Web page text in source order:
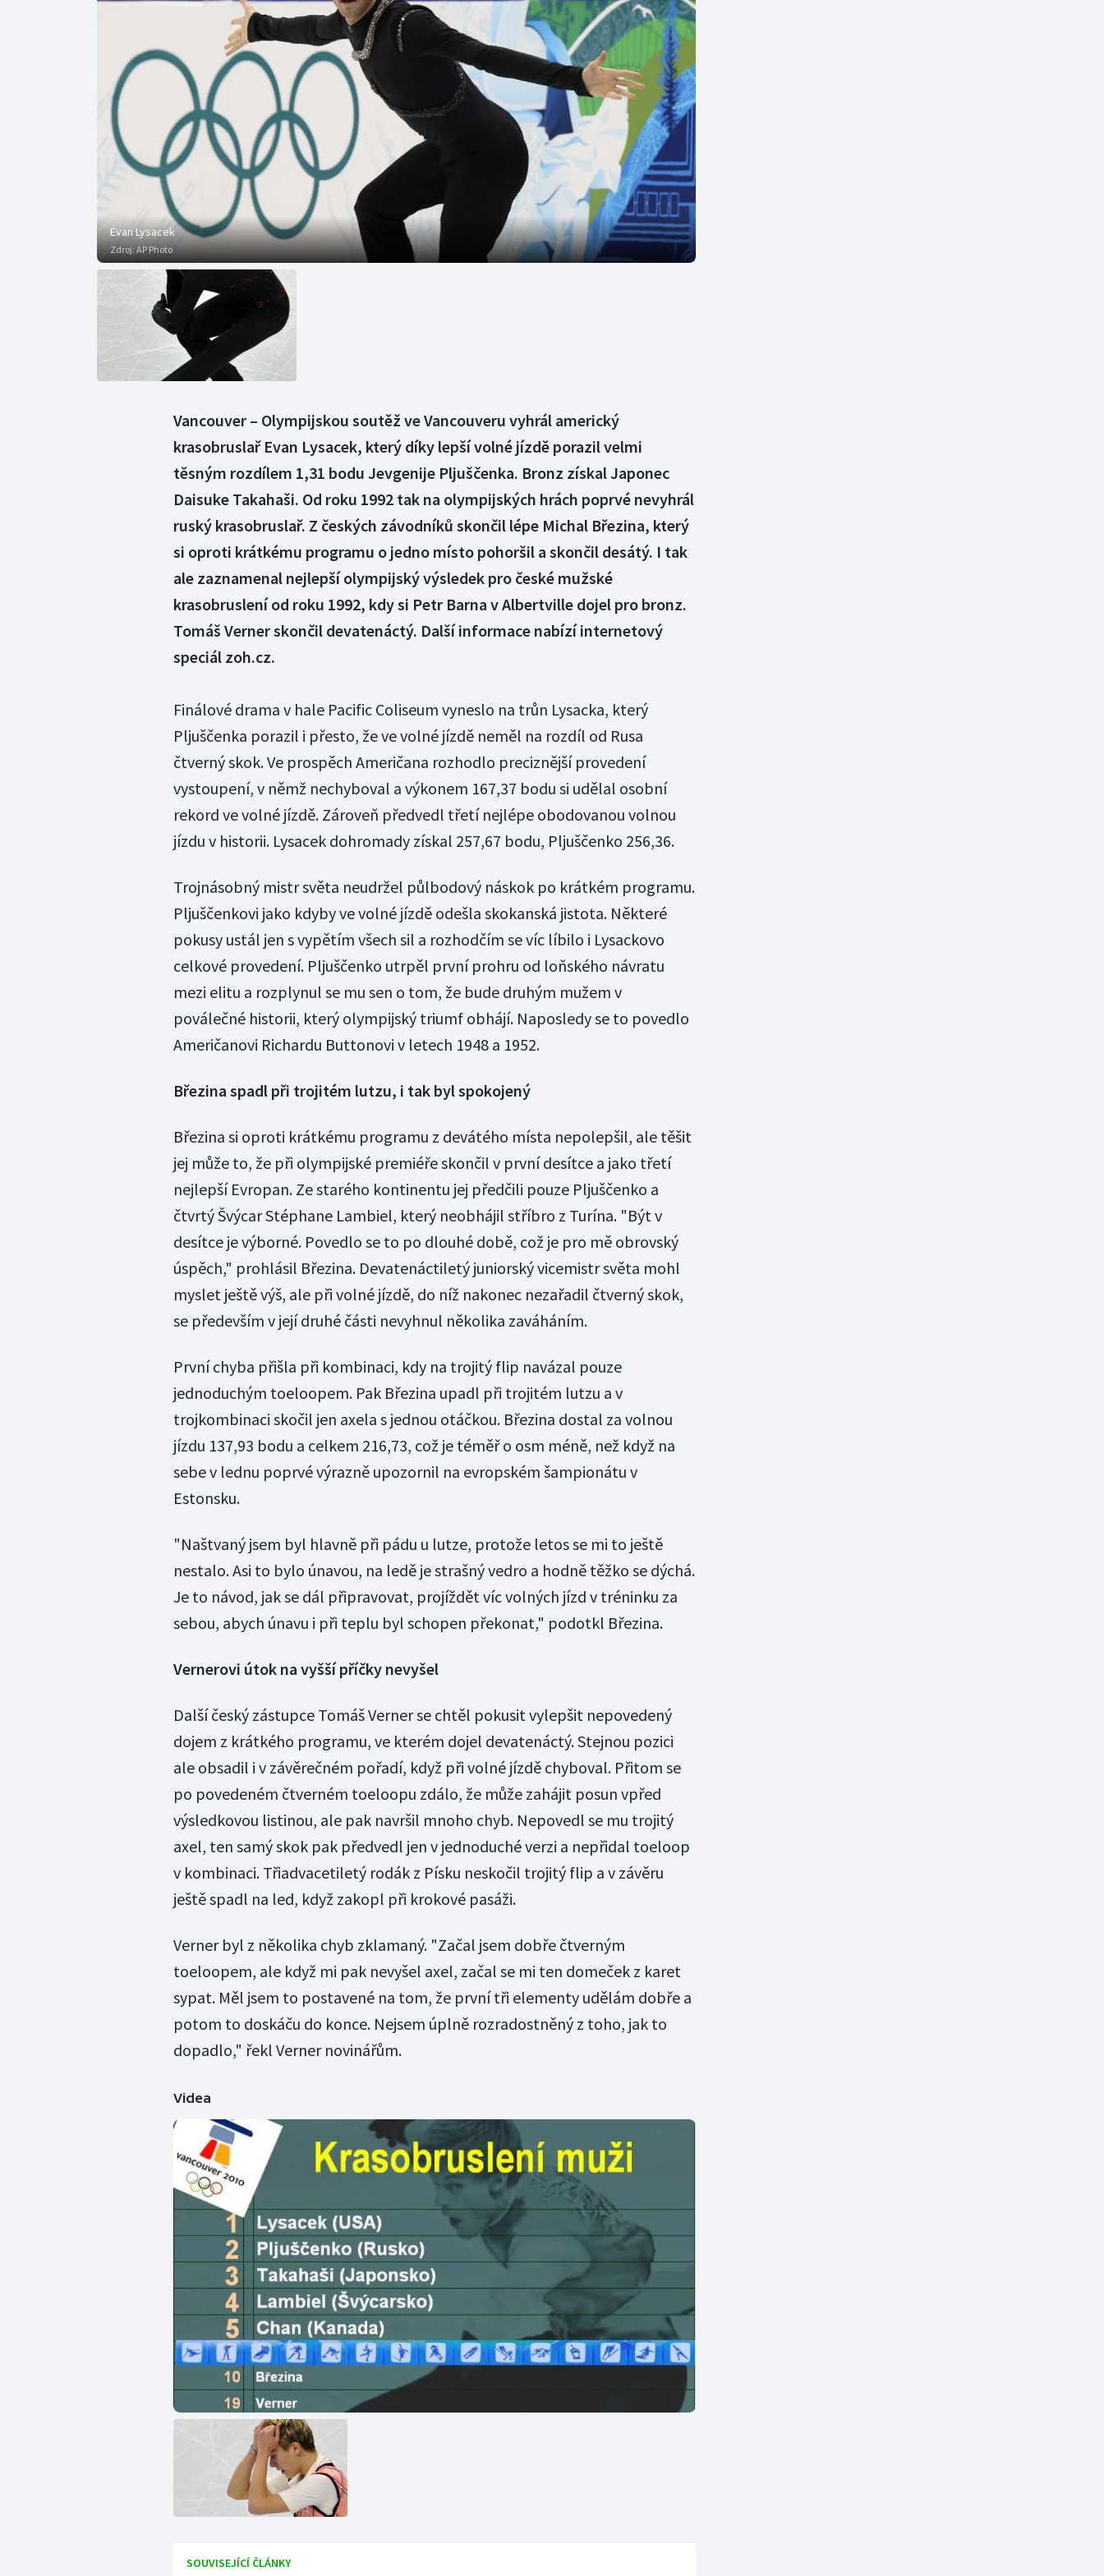
Curling
Dostihy
Florbal
Futsal
Golf
Gymnastika
Moderní pětiboj
Motorsport
Olympijské hry
Plážový volejbal
Triatlon
Veslování
Vodní slalom
Volejbal
Ostatní
Evan Lysacek
Zdroj:AP Photo
Vancouver – Olympijskou soutěž ve Vancouveru vyhrál americký
krasobruslař Evan Lysacek, který díky lepší volné jízdě porazil velmi
těsným rozdílem 1,31 bodu Jevgenije Pljuščenka. Bronz získal Japonec
Daisuke Takahaši. Od roku 1992 tak na olympijských hrách poprvé nevyhrál
ruský krasobruslař. Z českých závodníků skončil lépe Michal Březina, který
si oproti krátkému programu o jedno místo pohoršil a skončil desátý. I tak
ale zaznamenal nejlepší olympijský výsledek pro české mužské
krasobruslení od roku 1992, kdy si Petr Barna v Albertville dojel pro bronz.
Tomáš Verner skončil devatenáctý. Další informace nabízí internetový
speciál zoh.cz.
Finálové drama v hale Pacific Coliseum vyneslo na trůn Lysacka, který
Pljuščenka porazil i přesto, že ve volné jízdě neměl na rozdíl od Rusa
čtverný skok. Ve prospěch Američana rozhodlo preciznější provedení
vystoupení, v němž nechyboval a výkonem 167,37 bodu si udělal osobní
rekord ve volné jízdě. Zároveň předvedl třetí nejlépe obodovanou volnou
jízdu v historii. Lysacek dohromady získal 257,67 bodu, Pljuščenko 256,36.
Trojnásobný mistr světa neudržel půlbodový náskok po krátkém programu.
Pljuščenkovi jako kdyby ve volné jízdě odešla skokanská jistota. Některé
pokusy ustál jen s vypětím všech sil a rozhodčím se víc líbilo i Lysackovo
celkové provedení. Pljuščenko utrpěl první prohru od loňského návratu
mezi elitu a rozplynul se mu sen o tom, že bude druhým mužem v
poválečné historii, který olympijský triumf obhájí. Naposledy se to povedlo
Američanovi Richardu Buttonovi v letech 1948 a 1952.
Březina spadl při trojitém lutzu, i tak byl spokojený
Březina si oproti krátkému programu z devátého místa nepolepšil, ale těšit
jej může to, že při olympijské premiéře skončil v první desítce a jako třetí
nejlepší Evropan. Ze starého kontinentu jej předčili pouze Pljuščenko a
čtvrtý Švýcar Stéphane Lambiel, který neobhájil stříbro z Turína. "Být v
desítce je výborné. Povedlo se to po dlouhé době, což je pro mě obrovský
úspěch," prohlásil Březina. Devatenáctiletý juniorský vicemistr světa mohl
myslet ještě výš, ale při volné jízdě, do níž nakonec nezařadil čtverný skok,
se především v její druhé části nevyhnul několika zaváháním.
První chyba přišla při kombinaci, kdy na trojitý flip navázal pouze
jednoduchým toeloopem. Pak Březina upadl při trojitém lutzu a v
trojkombinaci skočil jen axela s jednou otáčkou. Březina dostal za volnou
jízdu 137,93 bodu a celkem 216,73, což je téměř o osm méně, než když na
sebe v lednu poprvé výrazně upozornil na evropském šampionátu v
Estonsku.
"Naštvaný jsem byl hlavně při pádu u lutze, protože letos se mi to ještě
nestalo. Asi to bylo únavou, na ledě je strašný vedro a hodně těžko se dýchá.
Je to návod, jak se dál připravovat, projíždět víc volných jízd v tréninku za
sebou, abych únavu i při teplu byl schopen překonat," podotkl Březina.
Vernerovi útok na vyšší příčky nevyšel
Další český zástupce Tomáš Verner se chtěl pokusit vylepšit nepovedený
dojem z krátkého programu, ve kterém dojel devatenáctý. Stejnou pozici
ale obsadil i v závěrečném pořadí, když při volné jízdě chyboval. Přitom se
po povedeném čtverném toeloopu zdálo, že může zahájit posun vpřed
výsledkovou listinou, ale pak navršil mnoho chyb. Nepovedl se mu trojitý
axel, ten samý skok pak předvedl jen v jednoduché verzi a nepřidal toeloop
v kombinaci. Třiadvacetiletý rodák z Písku neskočil trojitý flip a v závěru
ještě spadl na led, když zakopl při krokové pasáži.
Verner byl z několika chyb zklamaný. "Začal jsem dobře čtverným
toeloopem, ale když mi pak nevyšel axel, začal se mi ten domeček z karet
sypat. Měl jsem to postavené na tom, že první tři elementy udělám dobře a
potom to doskáču do konce. Nejsem úplně rozradostněný z toho, jak to
dopadlo," řekl Verner novinářům.
Videa
SOUVISEJÍCÍ ČLÁNKY